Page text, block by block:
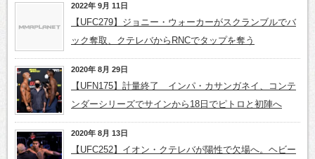
2022年 9月 11日
【UFC279】ジョニー・ウォーカーがスクランブルでバ
ック奪取、クテレバからRNCでタップを奪う
2020年 8月 29日
【UFN175】計量終了 インパ・カサンガネイ、コンテ
ンダーシリーズでサインから18日でピトロと初陣へ
2020年 8月 13日
【UFC252】イオン・クテレバが陽性で欠場へ。ヘビー